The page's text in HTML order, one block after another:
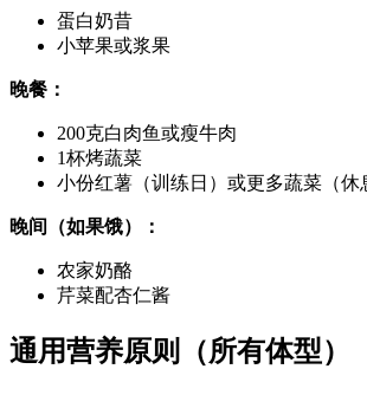
蛋白奶昔
小苹果或浆果
晚餐：
200克白肉鱼或瘦牛肉
1杯烤蔬菜
小份红薯（训练日）或更多蔬菜（休
晚间（如果饿）：
农家奶酪
芹菜配杏仁酱
通用营养原则（所有体型）